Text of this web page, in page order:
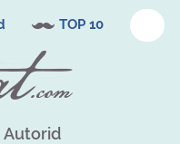
TOP 10
Autorid